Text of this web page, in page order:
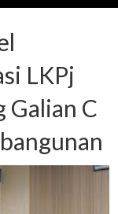
LKPj
Galian C